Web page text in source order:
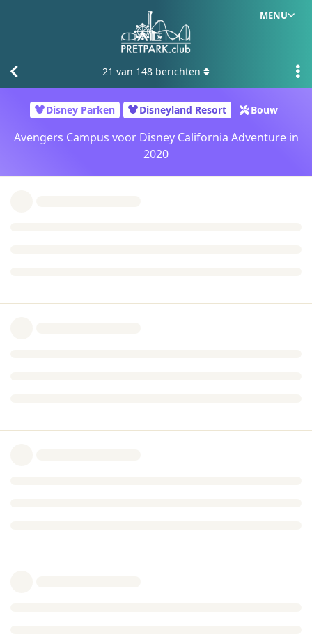
MENU
Disney Parken Disneyland Resort Bouw
Avengers Campus voor Disney California Adventure in
2020
21 van 148 berichten